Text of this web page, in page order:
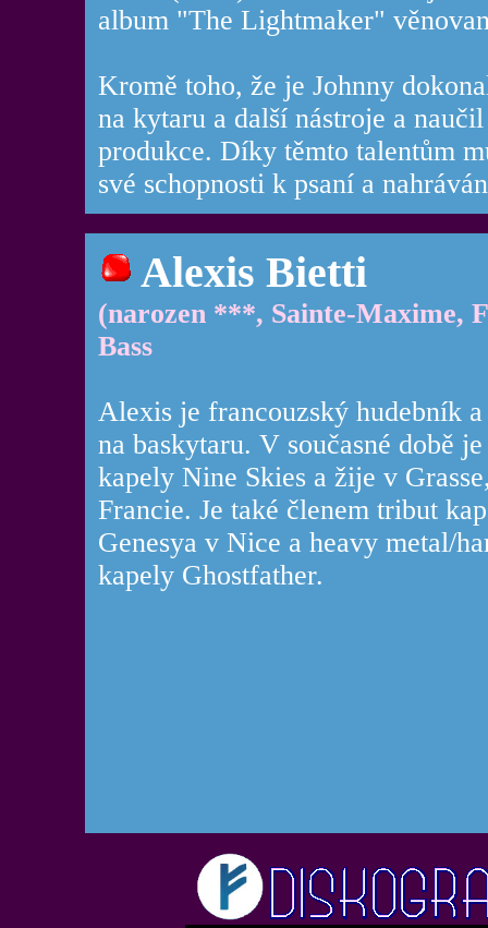
album "The Lightmaker"
Kromě toho, že je Johnny
na kytaru a další nástroje a
produkce. Díky těmto talentům
své schopnosti k psaní a
Alexis Bietti
(narozen ***, Sainte-Maxime,
Bass
Alexis je francouzský hudebník
na baskytaru. V současné době
kapely Nine Skies a žije v
Francie. Je také členem tribut
Genesya v Nice a heavy metal/
kapely Ghostfather.